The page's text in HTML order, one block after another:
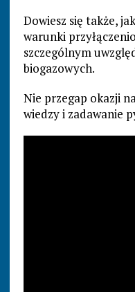
Dowiesz się także,
warunki
szczególnym
biogazowych.
Nie przegap okazji
wiedzy i zadawanie